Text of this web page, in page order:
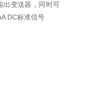
出变送器，同时可
DC标准信号